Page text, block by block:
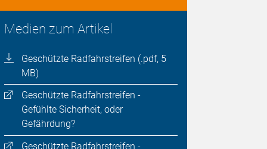
Medien zum Artikel
Geschützte Radfahrstreifen (.pdf, 5
MB)
Geschützte Radfahrstreifen -
Gefühlte Sicherheit, oder
Gefährdung?
Geschützte Radfahrstreifen -